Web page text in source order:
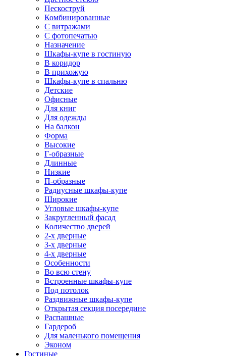
Пескоструй
Комбинированные
С витражами
С фотопечатью
Назначение
Шкафы-купе в гостиную
В коридор
В прихожую
Шкафы-купе в спальню
Детские
Офисные
Для книг
Для одежды
На балкон
Форма
Высокие
Г-образные
Длинные
Низкие
П-образные
Радиусные шкафы-купе
Широкие
Угловые шкафы-купе
Закругленный фасад
Количество дверей
2-х дверные
3-х дверные
4-х дверные
Особенности
Во всю стену
Встроенные шкафы-купе
Под потолок
Раздвижные шкафы-купе
Открытая секция посередине
Распашные
Гардероб
Для маленького помещения
Эконом
Гостиные